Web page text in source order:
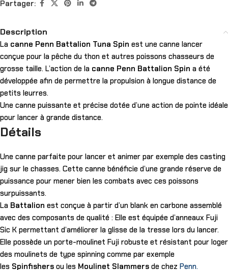
Partager:
Description
La canne Penn Battalion Tuna Spin est une canne lancer
conçue pour la pêche du thon et autres poissons chasseurs de
grosse taille. L’action de la canne Penn Battalion Spin a été
développée afin de permettre la propulsion à longue distance de
petits leurres.
Une canne puissante et précise dotée d’une action de pointe idéale
pour lancer à grande distance.
Détails
Une canne parfaite pour lancer et animer par exemple des casting
jig sur le chasses. Cette canne bénéficie d’une grande réserve de
puissance pour mener bien les combats avec ces poissons
surpuissants.
La Battalion est conçue à partir d’un blank en carbone assemblé
avec des composants de qualité : Elle est équipée d’anneaux Fuji
Sic K permettant d’améliorer la glisse de la tresse lors du lancer.
Elle possède un porte-moulinet Fuji robuste et résistant pour loger
des moulinets de type spinning comme par exemple
les Spinfishers ou les Moulinet Slammers de chez Penn.